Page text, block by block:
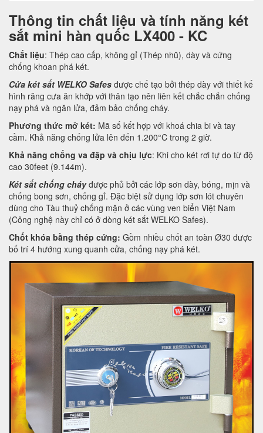
Thông tin chất liệu và tính năng két
sắt mini hàn quốc LX400 - KC
Chất liệu: Thép cao cấp, không gỉ (Thép nhũ), dày và cứng
chống khoan phá két.
Cửa két sắt WELKO Safes được chế tạo bởi thép dày với thiết kế
hình răng cưa ăn khớp với thân tạo nên liên kết chắc chắn chống
nạy phá và ngăn lửa, đảm bảo chống cháy.
Phương thức mở két: Mã số kết hợp với khoá chia bi và tay
cầm. Khả năng chống lửa lên đến 1.200°C trong 2 giờ.
Khả năng chống va đập và chịu lực: Khi cho két rơi tự do từ độ
cao 30feet (9.144m).
Két sắt chống cháyđược phủ bởi các lớp sơn dày, bóng, mịn và
chống bong sơn, chống gỉ. Đặc biệt sử dụng lớp sơn lót chuyên
dùng cho Tàu thuỷ chống mặn ở các vùng ven biển Việt Nam
(Công nghệ này chỉ có ở dòng két sắt WELKO Safes).
Chốt khóa bằng thép cứng: Gồm nhiều chốt an toàn Ø30 được
bố trí 4 hướng xung quanh cửa, chống nạy phá két.